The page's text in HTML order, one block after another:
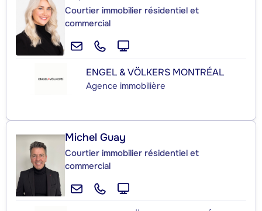
Courtier immobilier résidentiel et
commercial
ENGEL & VÖLKERS MONTRÉAL
Agence immobilière
Michel Guay
Courtier immobilier résidentiel et
commercial